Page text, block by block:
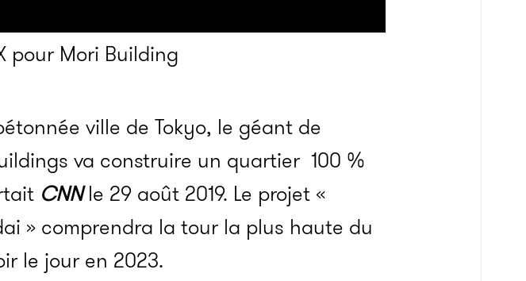
pour Mori Building
ville de Tokyo, le géant de
va construire un quartier 100 %
CNNle 29 août 2019. Le projet «
» comprendra la tour la plus haute du
le jour en 2023.